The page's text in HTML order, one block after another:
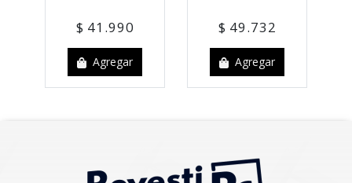
$ 41.990
Agregar
$ 49.732
Agregar